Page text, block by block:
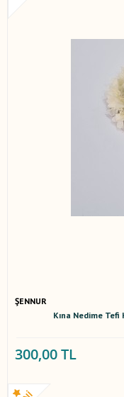
ŞENNUR
Kına Nedime
300,00 TL